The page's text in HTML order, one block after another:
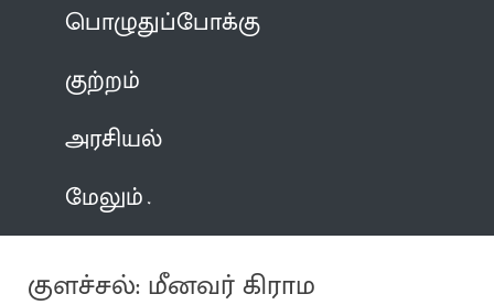
பொழுதுப்போக்கு
குற்றம்
அரசியல்
மேலும்
குளச்சல்: மீனவர் கிராம